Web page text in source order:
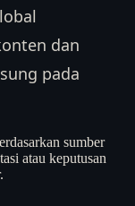
dan
pada
sumber
atau keputusan